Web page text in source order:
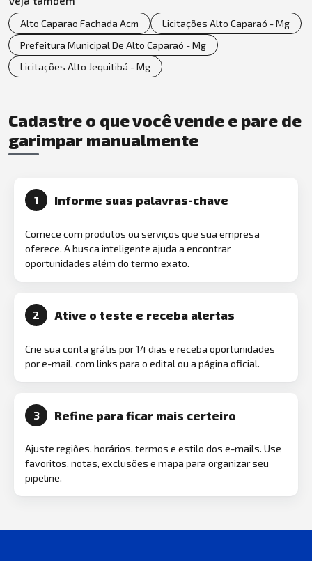
Alto Caparao Fachada Acm
Licitações Alto Caparaó - Mg
Prefeitura Municipal De Alto Caparaó - Mg
Licitações Alto Jequitibá - Mg
Cadastre o que você vende e pare de
garimpar manualmente
1 Informe suas palavras-chave
Comece com produtos ou serviços que sua empresa
oferece. A busca inteligente ajuda a encontrar
oportunidades além do termo exato.
2 Ative o teste e receba alertas
Crie sua conta grátis por 14 dias e receba oportunidades
por e-mail, com links para o edital ou a página oficial.
3 Refine para ficar mais certeiro
Ajuste regiões, horários, termos e estilo dos e-mails. Use
favoritos, notas, exclusões e mapa para organizar seu
pipeline.